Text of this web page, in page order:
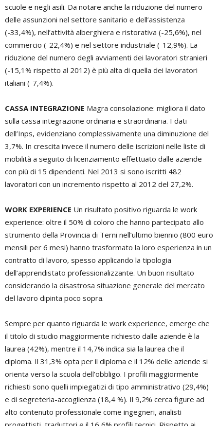
scuole e negli asili. Da notare anche la riduzione del numero
delle assunzioni nel settore sanitario e dell’assistenza
(-33,4%), nell’attività alberghiera e ristorativa (-25,6%), nel
commercio (-22,4%) e nel settore industriale (-12,9%). La
riduzione del numero degli avviamenti dei lavoratori stranieri
(-15,1% rispetto al 2012) è più alta di quella dei lavoratori
italiani (-7,4%).
CASSA INTEGRAZIONE Magra consolazione: migliora il dato
sulla cassa integrazione ordinaria e straordinaria. I dati
dell’Inps, evidenziano complessivamente una diminuzione del
3,7%. In crescita invece il numero delle iscrizioni nelle liste di
mobilità a seguito di licenziamento effettuato dalle aziende
con più di 15 dipendenti. Nel 2013 si sono iscritti 482
lavoratori con un incremento rispetto al 2012 del 27,2%.
WORK EXPERIENCE Un risultato positivo riguarda le work
experience: oltre il 50% di coloro che hanno partecipato allo
strumento della Provincia di Terni nell’ultimo biennio (800 euro
mensili per 6 mesi) hanno trasformato la loro esperienza in un
contratto di lavoro, spesso applicando la tipologia
dell’apprendistato professionalizzante. Un buon risultato
considerando la disastrosa situazione generale del mercato
del lavoro dipinta poco sopra.
Sempre per quanto riguarda le work experience, emerge che
il titolo di studio maggiormente richiesto dalle aziende è la
laurea (42%), mentre il 14,7% indica sia la laurea che il
diploma. Il 31,3% opta per il diploma e il 12% delle aziende si
orienta verso la scuola dell’obbligo. I profili maggiormente
richiesti sono quelli impiegatizi di tipo amministrativo (29,4%)
e di segreteria-accoglienza (18,4 %). Il 9,2% cerca figure ad
alto contenuto professionale come ingegneri, analisti